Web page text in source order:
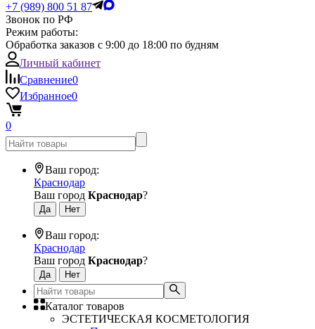
+7 (989) 800 51 87
Звонок по РФ
Режим работы:
Обработка заказов с 9:00 до 18:00 по будням
Личный кабинет
Сравнение0
Избранное0
0
Ваш город:
Краснодар
Ваш город Краснодар?
Ваш город:
Краснодар
Ваш город Краснодар?
Каталог товаров
ЭСТЕТИЧЕСКАЯ КОСМЕТОЛОГИЯ